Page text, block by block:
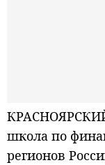
школа по
регионов